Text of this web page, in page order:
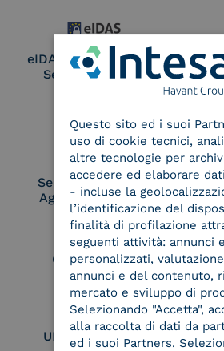
eIDAS Qualified Trust
Service Provider
Service Provider e
Aggregatore SPID
Conservatore
qualificato
UNI EN ISO 9001
Questo sito ed i suoi
uso di cookie tecnici,
altre tecnologie per
accedere ed elaborare
- incluse la
l’identificazione del
finalità di profilazione
seguenti attività: annunci
personalizzati,
annunci e del contenuto,
mercato e sviluppo di
Selezionando "Accetta",
alla raccolta di dati da
ed i suoi Partners.